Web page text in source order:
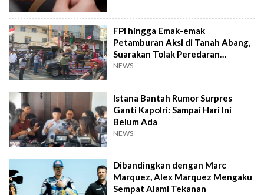
FPI hingga Emak-emak
Petamburan Aksi di Tanah Abang,
Suarakan Tolak Peredaran
Tramadol
NEWS
Istana Bantah Rumor Surpres
Ganti Kapolri: Sampai Hari Ini
Belum Ada
NEWS
Dibandingkan dengan Marc
Marquez, Alex Marquez Mengaku
Sempat Alami Tekanan